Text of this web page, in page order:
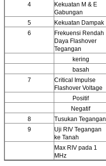
4
Kekuatan M & E
Gabungan
5 Kekuatan Dampak
6
Frekuensi Rendah
Daya Flashover
Tegangan
kering
basah
7
Critical Impulse
Flashover Voltage
Positif
Negatif
8
Tusukan Tegangan
9
Uji RIV Tegangan
ke Tanah
Max RIV pada 1
MHz